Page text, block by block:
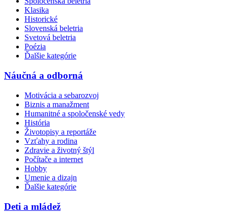
Klasika
Historické
Slovenská beletria
Svetová beletria
Poézia
Ďalšie kategórie
Náučná a odborná
Motivácia a sebarozvoj
Biznis a manažment
Humanitné a spoločenské vedy
História
Životopisy a reportáže
Vzťahy a rodina
Zdravie a životný štýl
Počítače a internet
Hobby
Umenie a dizajn
Ďalšie kategórie
Deti a mládež